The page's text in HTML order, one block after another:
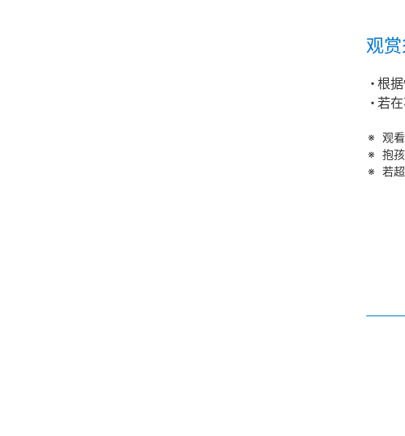
观
根
若
观
抱
若